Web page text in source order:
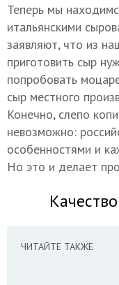
Теперь мы
итальянскими
заявляют, что из
приготовить сыр
попробовать
сыр местного
Конечно, слепо
невозможно:
особенностями и
Но это и делает
ЧИТАЙТЕ ТАКЖЕ